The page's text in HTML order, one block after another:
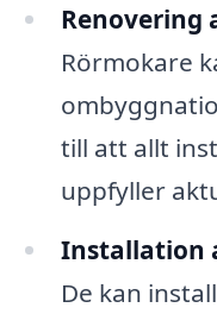
Renovering
Rörmokare
till att allt
uppfyller
Installation
De kan